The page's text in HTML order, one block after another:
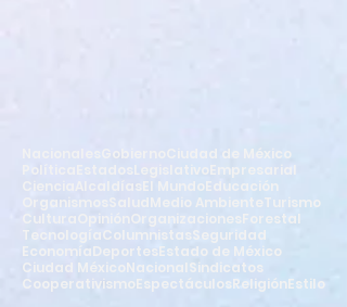
Gobierno
Ciudad de México
Política
Estados Legislativo Empresarial
Ciencia
Alcaldías El MundoEducación
Organismos
SaludMedio AmbienteTurismo
Cultura OpiniónOrganizacionesForestal
TecnologíaColumnistasSeguridad
EconomíaDeportes Estado de México
Ciudad MéxicoNacionalSindicatos
CooperativismoEspectáculosReligiónEstilo